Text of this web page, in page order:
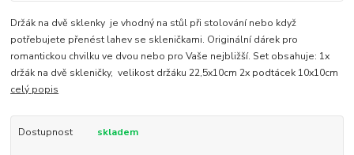
Držák na dvě sklenky je vhodný na stůl při stolování nebo když
potřebujete přenést lahev se skleničkami. Originální dárek pro
romantickou chvilku ve dvou nebo pro Vaše nejbližší. Set obsahuje: 1x
držák na dvě skleničky, velikost držáku 22,5x10cm 2x podtácek 10x10cm
celý popis
Dostupnost skladem